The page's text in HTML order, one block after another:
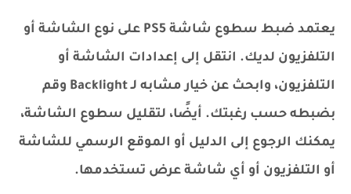
يعتمد ضبط سطوع شاشة PS5 على نوع الشاشة أو
التلفزيون لديك. انتقل إلى إعدادات الشاشة أو
التلفزيون، وابحث عن خيار مشابه لـ Backlight وقم
بضبطه حسب رغبتك. أيضًا، لتقليل سطوع الشاشة،
يمكنك الرجوع إلى الدليل أو الموقع الرسمي للشاشة
أو التلفزيون أو أي شاشة عرض تستخدمها.